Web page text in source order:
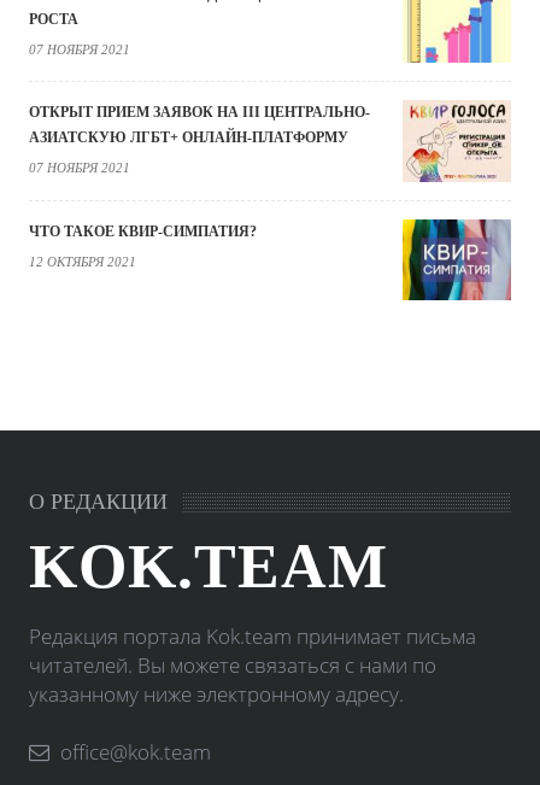
РОСТА
07 НОЯБРЯ 2021
ОТКРЫТ ПРИЕМ ЗАЯВОК НА III ЦЕНТРАЛЬНО-
АЗИАТСКУЮ ЛГБТ+ ОНЛАЙН-ПЛАТФОРМУ
07 НОЯБРЯ 2021
ЧТО ТАКОЕ КВИР-СИМПАТИЯ?
12 ОКТЯБРЯ 2021
О РЕДАКЦИИ
KOK.TEAM
Редакция портала Kok.team принимает письма
читателей. Вы можете связаться с нами по
указанному ниже электронному адресу.
office@kok.team